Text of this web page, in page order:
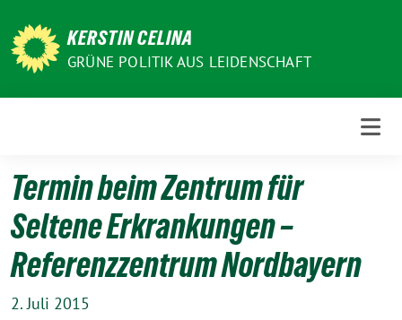
zum
Inhalt
KERSTIN CELINA
GRÜNE POLITIK AUS LEIDENSCHAFT
Termin beim Zentrum für
Seltene Erkrankungen –
Referenzzentrum Nordbayern
2. Juli 2015